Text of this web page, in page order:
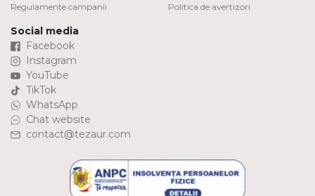
Regulamente campanii
Politica de avertizori
Social media
Facebook
Instagram
YouTube
TikTok
WhatsApp
Chat website
contact@tezaur.com